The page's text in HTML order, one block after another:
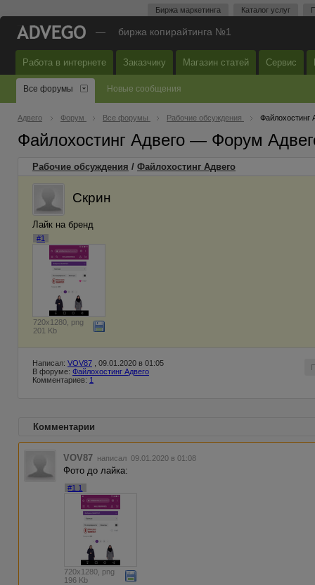
Биржа маркетинга Каталог услуг
— биржа копирайтинга №1
Работа в интернете Заказчику Магазин статей Сервис
Все форумы Новые сообщения
Адвего Форум Все форумы Рабочие обсуждения Файлохостинг
Файлохостинг Адвего — Форум
Рабочие обсуждения / Файлохостинг Адвего
Скрин
Лайк на бренд
#1
720x1280, png
201 Kb
Написал: VOV87 , 09.01.2020 в 01:05
В форуме: Файлохостинг Адвего
Комментариев: 1
Комментарии
VOV87 написал 09.01.2020 в 01:08
Фото до лайка:
#1.1
720x1280, png
196 Kb